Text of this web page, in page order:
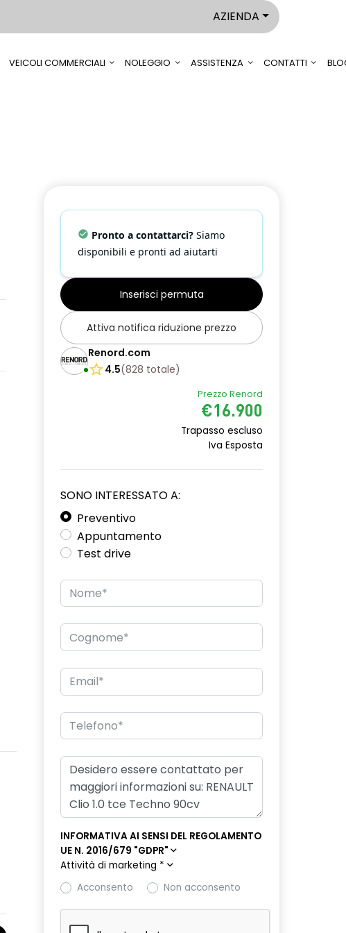
AZIENDA
VEICOLI COMMERCIALI NOLEGGIO ASSISTENZA CONTATTI
Pronto a contattarci? Siamo
disponibili e pronti ad aiutarti
Inserisci permuta
Attiva notifica riduzione prezzo
Renord.com
4.5(828 totale)
Prezzo Renord
€16.900
Trapasso escluso
Iva Esposta
SONO INTERESSATO A:
Preventivo
Appuntamento
Test drive
INFORMATIVA AI SENSI DEL REGOLAMENTO
UE N. 2016/679 "GDPR"
Attività di marketing *
Acconsento
Non acconsento